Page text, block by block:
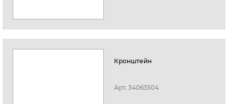
Кронштейн
Арт.34063504